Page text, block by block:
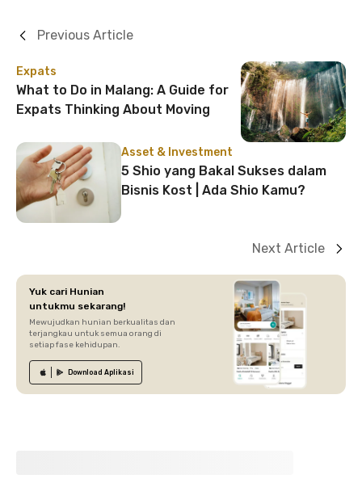
Expats
What to Do in Malang: A Guide for
Expats Thinking About Moving
Previous Article
Asset & Investment
5 Shio yang Bakal Sukses dalam
Bisnis Kost | Ada Shio Kamu?
Next Article
Yuk cari Hunian
untukmu sekarang!
Mewujudkan hunian berkualitas dan
terjangkau untuk semua orang di
setiap fase kehidupan.
Download Aplikasi